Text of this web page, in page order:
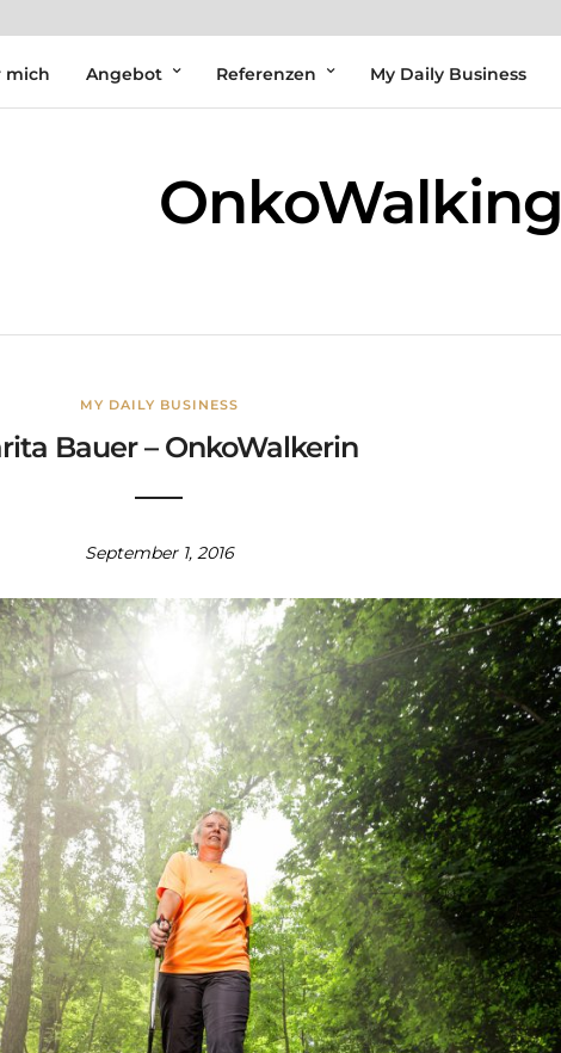
mich Angebot Referenzen My Daily Business
OnkoWalking
MY DAILY BUSINESS
Bauer – OnkoWalkerin
September 1, 2016